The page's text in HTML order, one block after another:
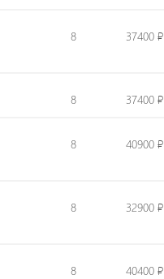
8 37400 ₽
8 37400 ₽
8 40900 ₽
8 32900 ₽
8 40400 ₽